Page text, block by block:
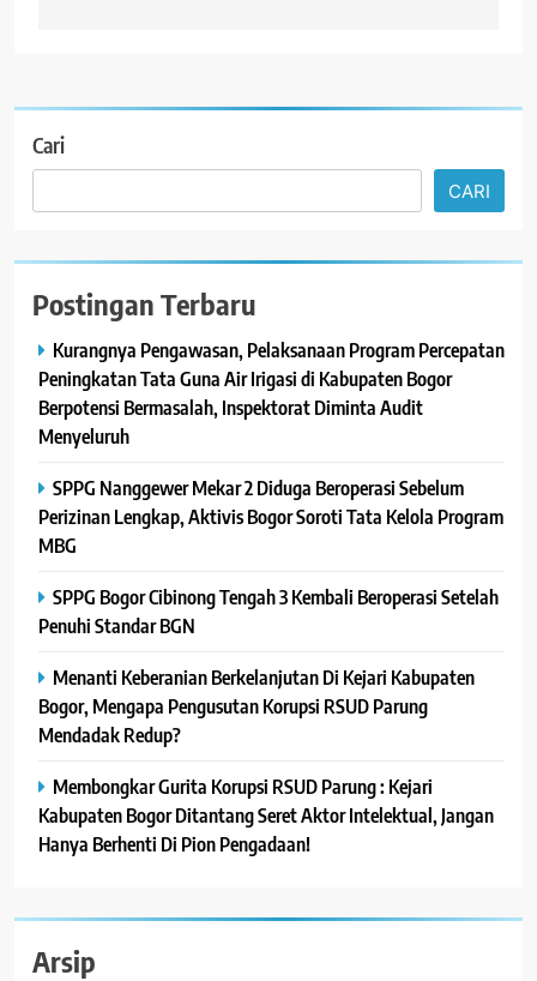
Cari
CARI
Postingan Terbaru
Kurangnya Pengawasan, Pelaksanaan Program Percepatan
Peningkatan Tata Guna Air Irigasi di Kabupaten Bogor
Berpotensi Bermasalah, Inspektorat Diminta Audit
Menyeluruh
SPPG Nanggewer Mekar 2 Diduga Beroperasi Sebelum
Perizinan Lengkap, Aktivis Bogor Soroti Tata Kelola Program
MBG
SPPG Bogor Cibinong Tengah 3 Kembali Beroperasi Setelah
Penuhi Standar BGN
Menanti Keberanian Berkelanjutan Di Kejari Kabupaten
Bogor, Mengapa Pengusutan Korupsi RSUD Parung
Mendadak Redup?
Membongkar Gurita Korupsi RSUD Parung : Kejari
Kabupaten Bogor Ditantang Seret Aktor Intelektual, Jangan
Hanya Berhenti Di Pion Pengadaan!
Arsip